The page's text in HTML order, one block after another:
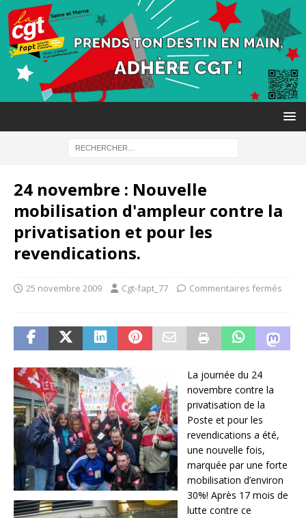
24 novembre : Nouvelle
mobilisation d'ampleur contre la
privatisation et pour les
revendications.
25 novembre 2009 Cgt-fapt_77 Commentaires fermés
La journée du 24
novembre contre la
privatisation de la
Poste et pour les
revendications a été,
une nouvelle fois,
marquée par une forte
mobilisation d’environ
30%! Après 17 mois de
lutte contre ce